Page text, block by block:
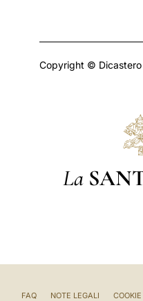
Copyright © Dicastero
La
FAQ NOTE LEGALI